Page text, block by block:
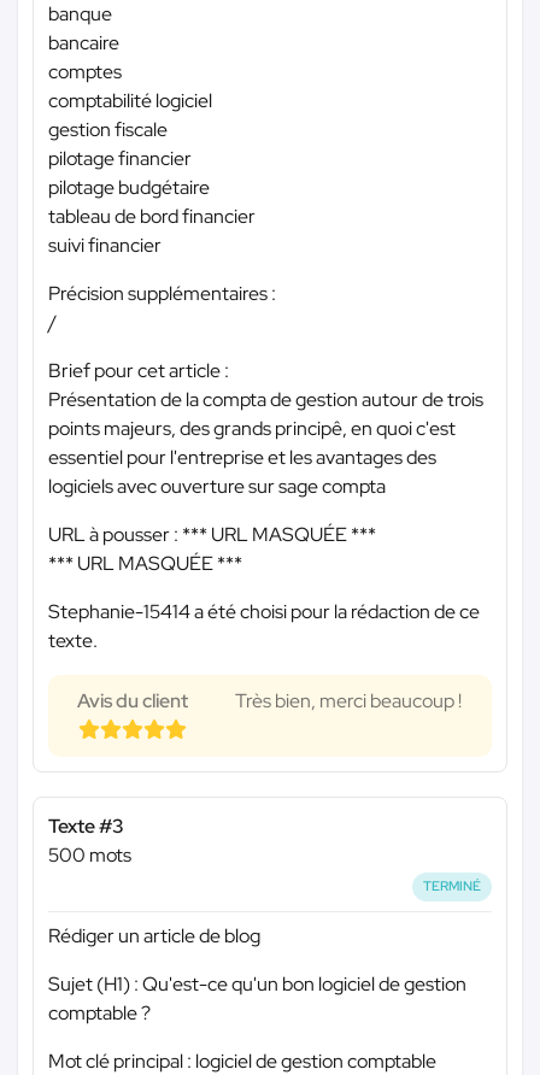
banque
bancaire
comptes
comptabilité logiciel
gestion fiscale
pilotage financier
pilotage budgétaire
tableau de bord financier
suivi financier
Précision supplémentaires :
/
Brief pour cet article :
Présentation de la compta de gestion autour de trois
points majeurs, des grands principê, en quoi c'est
essentiel pour l'entreprise et les avantages des
logiciels avec ouverture sur sage compta
URL à pousser : *** URL MASQUÉE ***
*** URL MASQUÉE ***
Stephanie-15414 a été choisi pour la rédaction de ce
texte.
Avis du client Très bien, merci beaucoup !
Texte #3
500 mots
TERMINÉ
Rédiger un article de blog
Sujet (H1) : Qu'est-ce qu'un bon logiciel de gestion
comptable ?
Mot clé principal : logiciel de gestion comptable